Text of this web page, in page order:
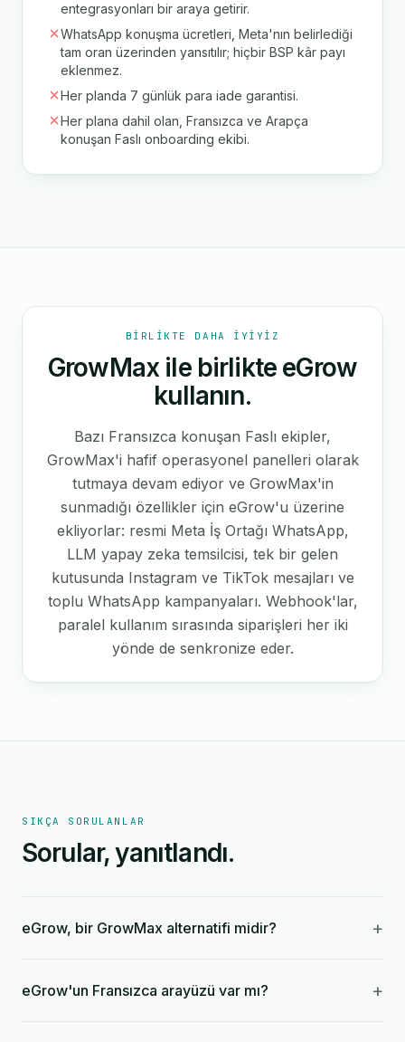
entegrasyonları bir araya getirir.
WhatsApp konuşma ücretleri, Meta'nın belirlediği
tam oran üzerinden yansıtılır; hiçbir BSP kâr payı
eklenmez.
Her planda 7 günlük para iade garantisi.
Her plana dahil olan, Fransızca ve Arapça
konuşan Faslı onboarding ekibi.
BIRLIKTE DAHA IYIYIZ
GrowMax ile birlikte eGrow
kullanın.
Bazı Fransızca konuşan Faslı ekipler,
GrowMax'i hafif operasyonel panelleri olarak
tutmaya devam ediyor ve GrowMax'in
sunmadığı özellikler için eGrow'u üzerine
ekliyorlar: resmi Meta İş Ortağı WhatsApp,
LLM yapay zeka temsilcisi, tek bir gelen
kutusunda Instagram ve TikTok mesajları ve
toplu WhatsApp kampanyaları. Webhook'lar,
paralel kullanım sırasında siparişleri her iki
yönde de senkronize eder.
SIKÇA SORULANLAR
Sorular, yanıtlandı.
eGrow, bir GrowMax alternatifi midir? +
eGrow'un Fransızca arayüzü var mı? +